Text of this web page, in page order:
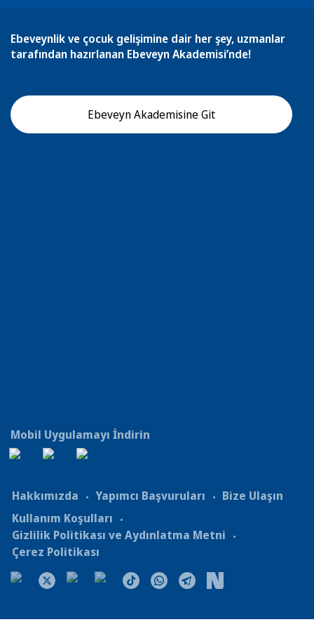
Ebeveynlik ve çocuk gelişimine dair her şey, uzmanlar
tarafından hazırlanan Ebeveyn Akademisi’nde!
Ebeveyn Akademisine Git
Mobil Uygulamayı İndirin
Hakkımızda Yapımcı Başvuruları
Bize Ulaşın
Kullanım Koşulları
Gizlilik Politikası ve Aydınlatma Metni
Çerez Politikası